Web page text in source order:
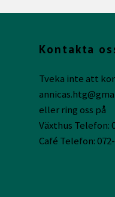
Kontakta
Tveka inte att
eller ring oss på
Växthus Telefon:
Café Telefon: